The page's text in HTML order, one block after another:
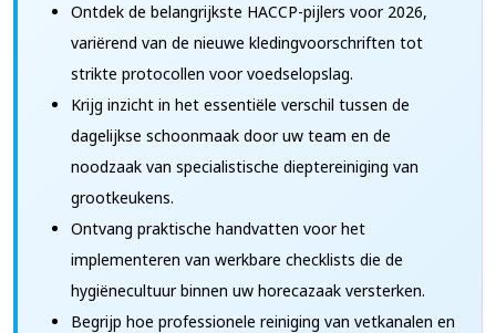
Ontdek de belangrijkste HACCP-pijlers voor 2026,
variërend van de nieuwe kledingvoorschriften tot
strikte protocollen voor voedselopslag.
Krijg inzicht in het essentiële verschil tussen de
dagelijkse schoonmaak door uw team en de
noodzaak van specialistische dieptereiniging van
grootkeukens.
Ontvang praktische handvatten voor het
implementeren van werkbare checklists die de
hygiënecultuur binnen uw horecazaak versterken.
Begrijp hoe professionele reiniging van vetkanalen en